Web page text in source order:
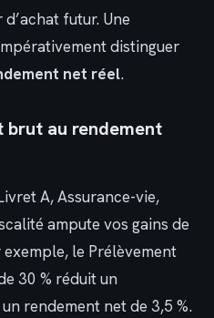
futur. Une
distinguer
net réel.
brut au rendement
A, Assurance-vie,
ampute vos gains de
le Prélèvement
30 % réduit un
rendement net de 3,5 %.